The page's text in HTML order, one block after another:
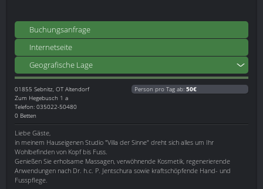
Buchungsanfrage
Internetseite
Geografische Lage
01855 Sebnitz, OT Altendorf
Zum Hegebusch 1 a
Telefon: 035022-50480
0 Betten
Person pro Tag ab: 50€
Liebe Gäste,
in meinem Hauseigenen Studio "Villa der Sinne" dreht sich alles um Ihr
Wohlbefinden von Kopf bis Fuss.
Genießen Sie erholsame Massagen, verwöhnende Kosmetik, regenerierende
Anwendungen nach Dr. h.c. P. Jentschura sowie kraftschöpfende Hand- und
Fusspflege.